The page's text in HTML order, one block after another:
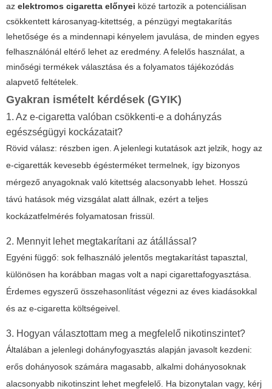
az elektromos cigaretta előnyei közé tartozik a potenciálisan
csökkentett károsanyag-kitettség, a pénzügyi megtakarítás
lehetősége és a mindennapi kényelem javulása, de minden egyes
felhasználónál eltérő lehet az eredmény. A felelős használat, a
minőségi termékek választása és a folyamatos tájékozódás
alapvető feltételek.
Gyakran ismételt kérdések (GYIK)
1. Az e-cigaretta valóban csökkenti-e a dohányzás
egészségügyi kockázatait?
Rövid válasz: részben igen. A jelenlegi kutatások azt jelzik, hogy az
e-cigaretták kevesebb égésterméket termelnek, így bizonyos
mérgező anyagoknak való kitettség alacsonyabb lehet. Hosszú
távú hatások még vizsgálat alatt állnak, ezért a teljes
kockázatfelmérés folyamatosan frissül.
2. Mennyit lehet megtakarítani az átállással?
Egyéni függő: sok felhasználó jelentős megtakarítást tapasztal,
különösen ha korábban magas volt a napi cigarettafogyasztása.
Érdemes egyszerű összehasonlítást végezni az éves kiadásokkal
és az e-cigaretta költségeivel.
3. Hogyan választottam meg a megfelelő nikotinszintet?
Általában a jelenlegi dohányfogyasztás alapján javasolt kezdeni:
erős dohányosok számára magasabb, alkalmi dohányosoknak
alacsonyabb nikotinszint lehet megfelelő. Ha bizonytalan vagy, kérj